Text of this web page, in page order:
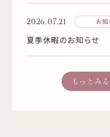
2026.07.21 お
夏季休暇のお知らせ
もっとみる